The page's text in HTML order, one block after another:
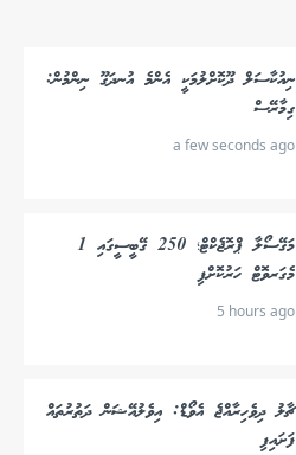
ނިއުކާސަލް ދޫކޮށްލުމަކީ އެންމެ އުނދަގޫ ނިންމުން:
ގިމާރޭސް
a few seconds ago
މަގޭސޯލާ ޕްރޮޖެކްޓް؛ 250 ގޭބީސީގައި 1
މެގަރވޮޓް ހަރުކޮށްފި
5 hours ago
ޗާލު ދިވެހިރާއްޖެ އެވޯޑް: އިވެލުއޭޝަން ދަތުރުތައް
ފަށައިފި